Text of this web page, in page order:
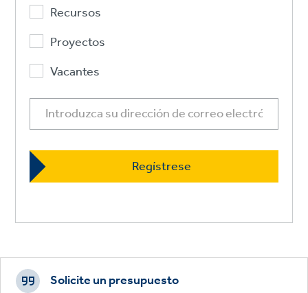
Recursos
Proyectos
Vacantes
Footer
CTAs
Solicite un presupuesto